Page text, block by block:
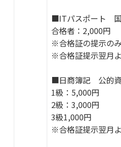
■ITパスポート
合格者：2,000円
※合格証の提示の
※合格証提示翌月
■日商簿記 公的
1級：5,000円
2級：3,000円
3級1,000円
※合格証提示翌月